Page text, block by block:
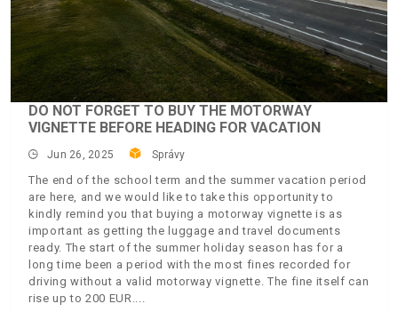
DO NOT FORGET TO BUY THE MOTORWAY
VIGNETTE BEFORE HEADING FOR VACATION
Jun 26, 2025 Správy
The end of the school term and the summer vacation period
are here, and we would like to take this opportunity to
kindly remind you that buying a motorway vignette is as
important as getting the luggage and travel documents
ready. The start of the summer holiday season has for a
long time been a period with the most fines recorded for
driving without a valid motorway vignette. The fine itself can
rise up to 200 EUR.